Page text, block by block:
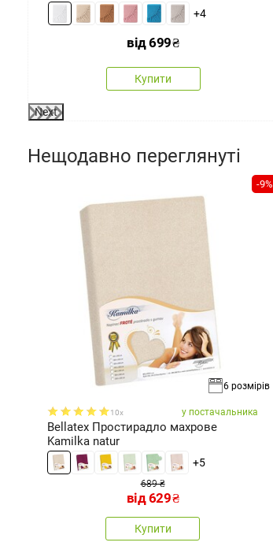
+4
від699₴
Купити
Next
Нещодавно переглянуті
-9%
6 розмірів
10x у постачальника
Bellatex Простирадло махрове
Kamilka natur
+5
689 ₴
від629₴
Купити